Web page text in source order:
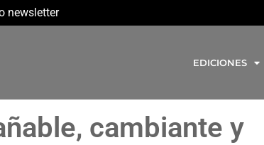
newsletter
EDICIONES
cambiante y